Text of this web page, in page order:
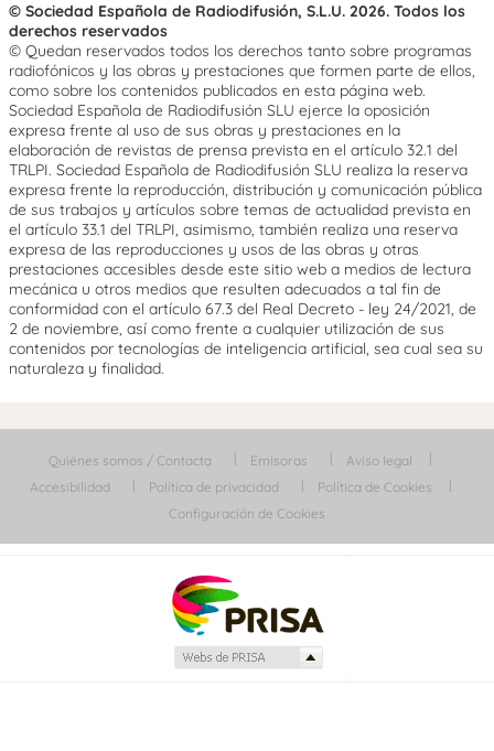
© Sociedad Española de Radiodifusión, S.L.U. 2026. Todos los
derechos reservados
© Quedan reservados todos los derechos tanto sobre programas
radiofónicos y las obras y prestaciones que formen parte de ellos,
como sobre los contenidos publicados en esta página web.
Sociedad Española de Radiodifusión SLU ejerce la oposición
expresa frente al uso de sus obras y prestaciones en la
elaboración de revistas de prensa prevista en el artículo 32.1 del
TRLPI. Sociedad Española de Radiodifusión SLU realiza la reserva
expresa frente la reproducción, distribución y comunicación pública
de sus trabajos y artículos sobre temas de actualidad prevista en
el artículo 33.1 del TRLPI, asimismo, también realiza una reserva
expresa de las reproducciones y usos de las obras y otras
prestaciones accesibles desde este sitio web a medios de lectura
mecánica u otros medios que resulten adecuados a tal fin de
conformidad con el artículo 67.3 del Real Decreto - ley 24/2021, de
2 de noviembre, así como frente a cualquier utilización de sus
contenidos por tecnologías de inteligencia artificial, sea cual sea su
naturaleza y finalidad.
Quiénes somos / Contacta Emisoras
Aviso legal
Accesibilidad
Política de privacidad
Política de Cookies
Configuración de Cookies